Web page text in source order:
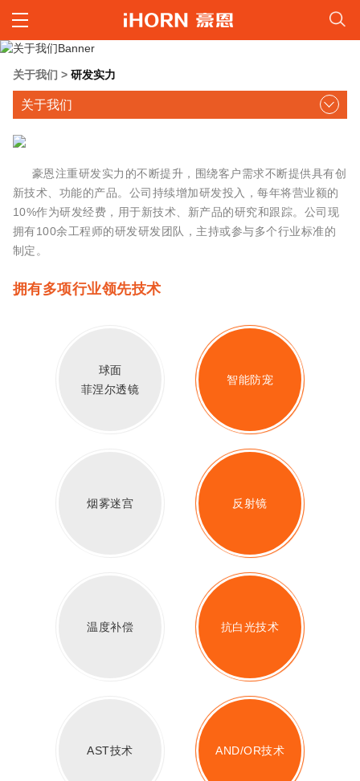
关于我们 > 研发实力
关于我们
豪恩注重研发实力的不断提升，围绕客户需求不断提供具有创
新技术、功能的产品。公司持续增加研发投入，每年将营业额的
10%作为研发经费，用于新技术、新产品的研究和跟踪。公司现
拥有100余工程师的研发研发团队，主持或参与多个行业标准的
制定。
拥有多项行业领先技术
球面
菲涅尔透镜
智能防宠
烟雾迷宫 反射镜
温度补偿 抗白光技术
AST技术 AND/OR技术